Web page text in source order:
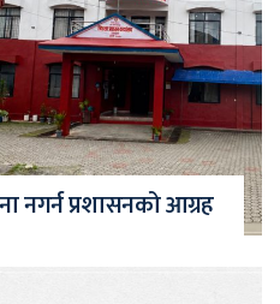
नगर्न प्रशासनको आग्रह